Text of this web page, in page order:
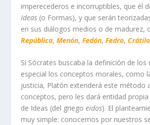
imperecederos e incorruptibles, que él
Ideas (o Formas), y que serán
en sus diálogos medios o de madurez,
República,Menón,Fedón,Fedro,Crátilo
Si Sócrates buscaba la definición de los
especial los conceptos morales, como
justicia, Platón extenderá este método
conceptos, pero les dará entidad
de Ideas (del griegoeidos). El
muy simple: conocemos por nuestros